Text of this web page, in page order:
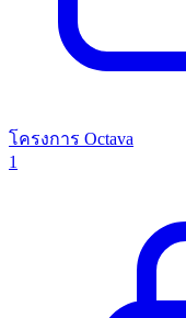
โครงการ Octava
1